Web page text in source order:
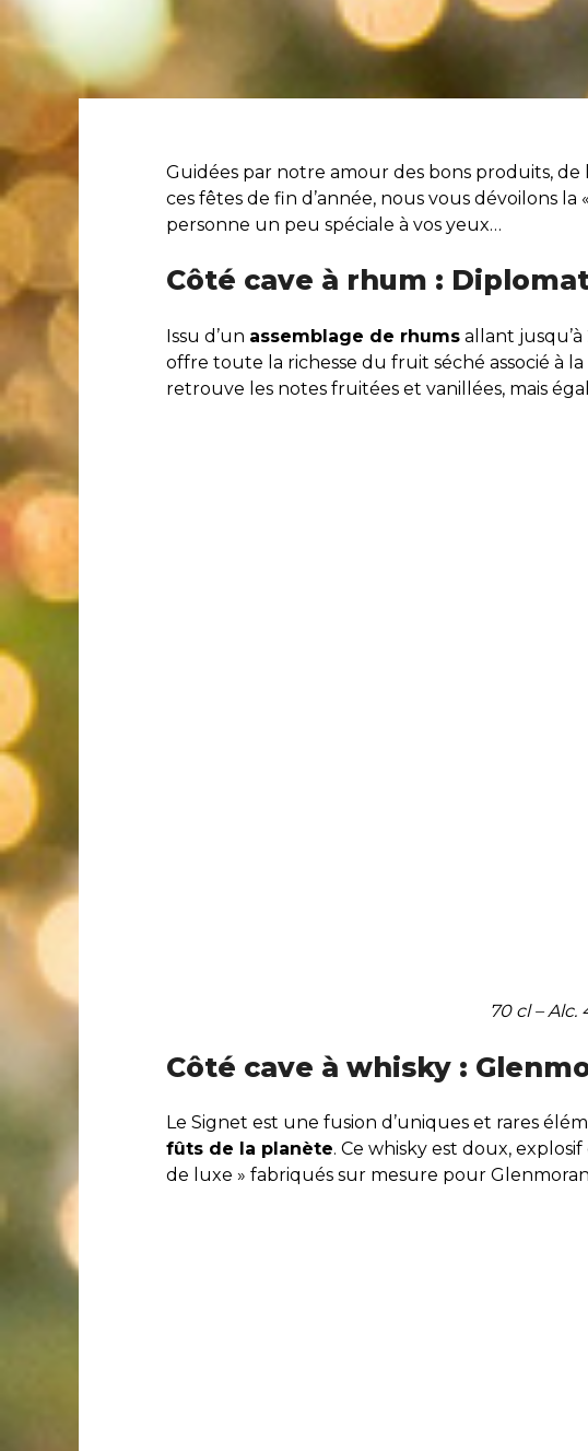
Guidées par notre amour des bons produits,
ces fêtes de fin d’année, nous vous dévoilons
personne un peu spéciale à vos yeux…
Côté cave à rhum :
Issu d’un assemblage de rhums allant jusqu’à
offre toute la richesse du fruit séché associé à
retrouve les notes fruitées et vanillées, mais
70 cl –
Côté cave à whisky :
Le Signet est une fusion d’uniques et rares
fûts de la planète. Ce whisky est doux,
de luxe » fabriqués sur mesure pour